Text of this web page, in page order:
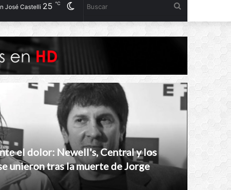
Cambiar
modo
José Castelli 25 ℃
el dolor: Newell's, Central y los
unieron tras la muerte de Jorge